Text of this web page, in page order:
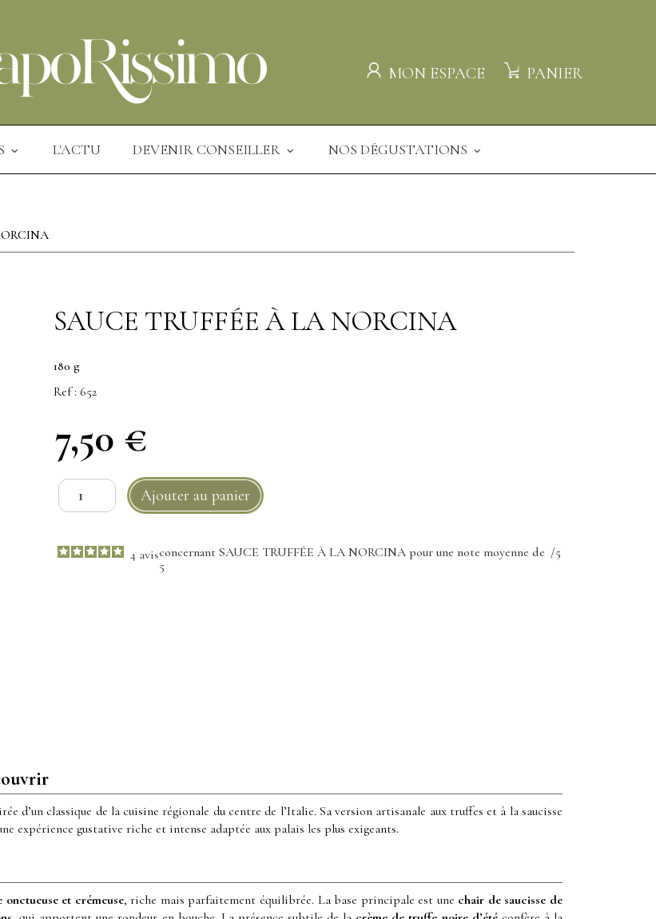
MON ESPACE PANIER
L'ACTU DEVENIR CONSEILLER NOS DÉGUSTATIONS
SAUCE TRUFFÉE À LA NORCINA
180 g
Ref : 652
7,50 €
4 avisconcernant SAUCE TRUFFÉE À LA NORCINA pour une note moyenne de
5
/5
d’un classique de la cuisine régionale du centre de l’Italie. Sa version artisanale aux truffes et à la saucisse
expérience gustative riche et intense adaptée aux palais les plus exigeants.
onctueuse et crémeuse, riche mais parfaitement équilibrée. La base principale est une chair de saucisse de